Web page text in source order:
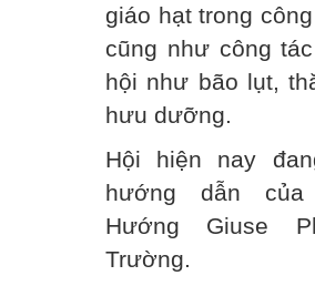
giáo hạt trong
cũng như công
hội như bão lụt,
hưu dưỡng.
Hội hiện nay
hướng dẫn
Hướng Giuse
Trường.